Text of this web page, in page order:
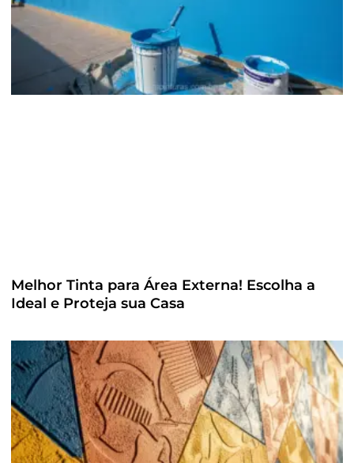
Melhor Tinta para Área Externa! Escolha a
Ideal e Proteja sua Casa